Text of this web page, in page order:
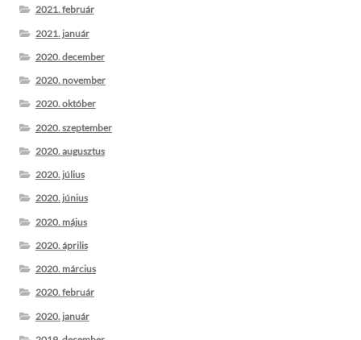
2021. február
2021. január
2020. december
2020. november
2020. október
2020. szeptember
2020. augusztus
2020. július
2020. június
2020. május
2020. április
2020. március
2020. február
2020. január